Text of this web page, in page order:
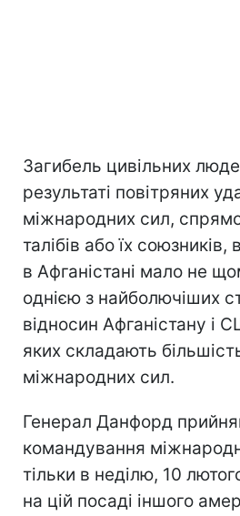
Загибель цивільних
результаті повітряних
міжнародних сил,
талібів або їх союзників,
в Афганістані мало не
однією з найболючіших
відносин Афганістану і
яких складають
міжнародних сил.
Генерал Данфорд
командування
тільки в неділю, 10
на цій посаді іншого